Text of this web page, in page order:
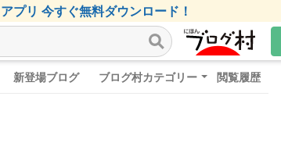
プリ 今すぐ無料ダウンロード！
新登場ブログ ブログ村カテゴリー 閲覧履歴